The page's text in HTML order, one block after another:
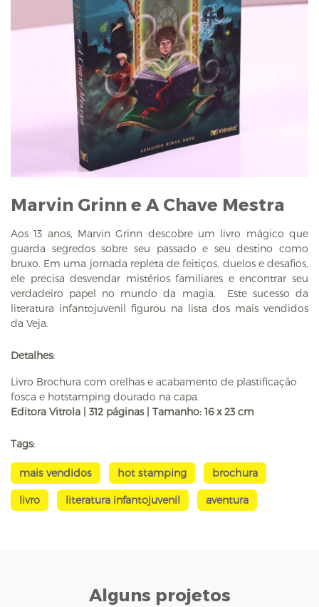
Marvin Grinn e A Chave Mestra
Aos 13 anos, Marvin Grinn descobre um livro mágico que
guarda segredos sobre seu passado e seu destino como
bruxo. Em uma jornada repleta de feitiços, duelos e desafios,
ele precisa desvendar mistérios familiares e encontrar seu
verdadeiro papel no mundo da magia. Este sucesso da
literatura infantojuvenil figurou na lista dos mais vendidos
da Veja.
Detalhes:
Livro Brochura com orelhas e acabamento de plastificação
fosca e hotstamping dourado na capa.
Editora Vitrola | 312 páginas | Tamanho: 16 x 23 cm
Tags:
mais vendidos hot stamping brochura
livro literatura infantojuvenil aventura
Alguns projetos